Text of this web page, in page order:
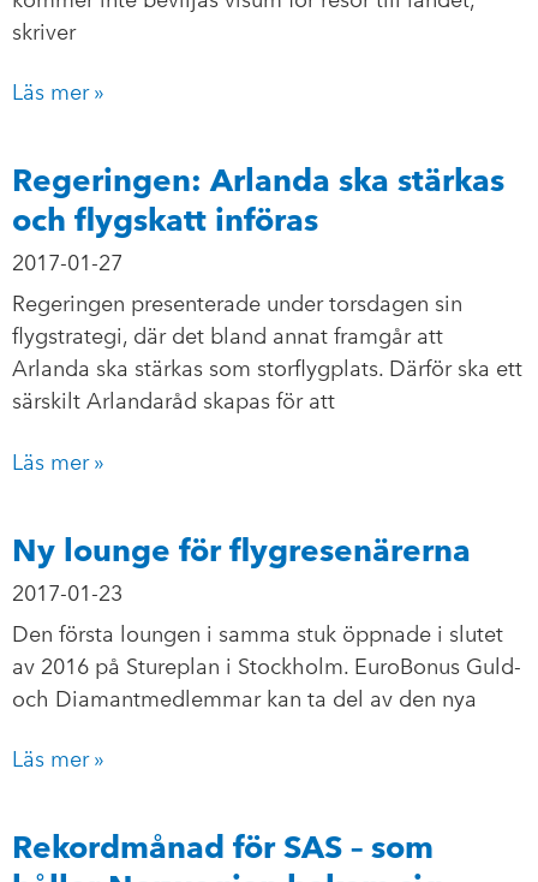
skriver
Läs mer »
Regeringen: Arlanda ska stärkas
och flygskatt införas
2017-01-27
Regeringen presenterade under torsdagen sin
flygstrategi, där det bland annat framgår att
Arlanda ska stärkas som storflygplats. Därför ska ett
särskilt Arlandaråd skapas för att
Läs mer »
Ny lounge för flygresenärerna
2017-01-23
Den första loungen i samma stuk öppnade i slutet
av 2016 på Stureplan i Stockholm. EuroBonus Guld-
och Diamantmedlemmar kan ta del av den nya
Läs mer »
Rekordmånad för SAS – som